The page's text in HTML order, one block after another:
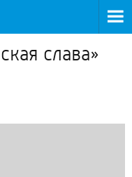
слава»